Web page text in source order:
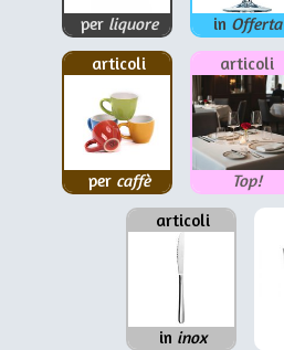
per liquore in Offerta
articoli
per caffè
articoli
Top!
articoli
in inox